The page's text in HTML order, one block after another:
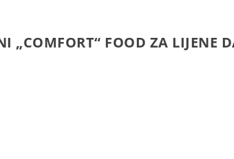
„COMFORT“ FOOD ZA LIJENE